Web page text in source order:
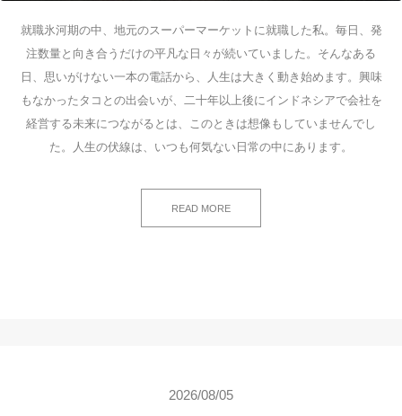
就職氷河期の中、地元のスーパーマーケットに就職した私。毎日、発
注数量と向き合うだけの平凡な日々が続いていました。そんなある
日、思いがけない一本の電話から、人生は大きく動き始めます。興味
もなかったタコとの出会いが、二十年以上後にインドネシアで会社を
経営する未来につながるとは、このときは想像もしていませんでし
た。人生の伏線は、いつも何気ない日常の中にあります。
READ MORE
2026/08/05